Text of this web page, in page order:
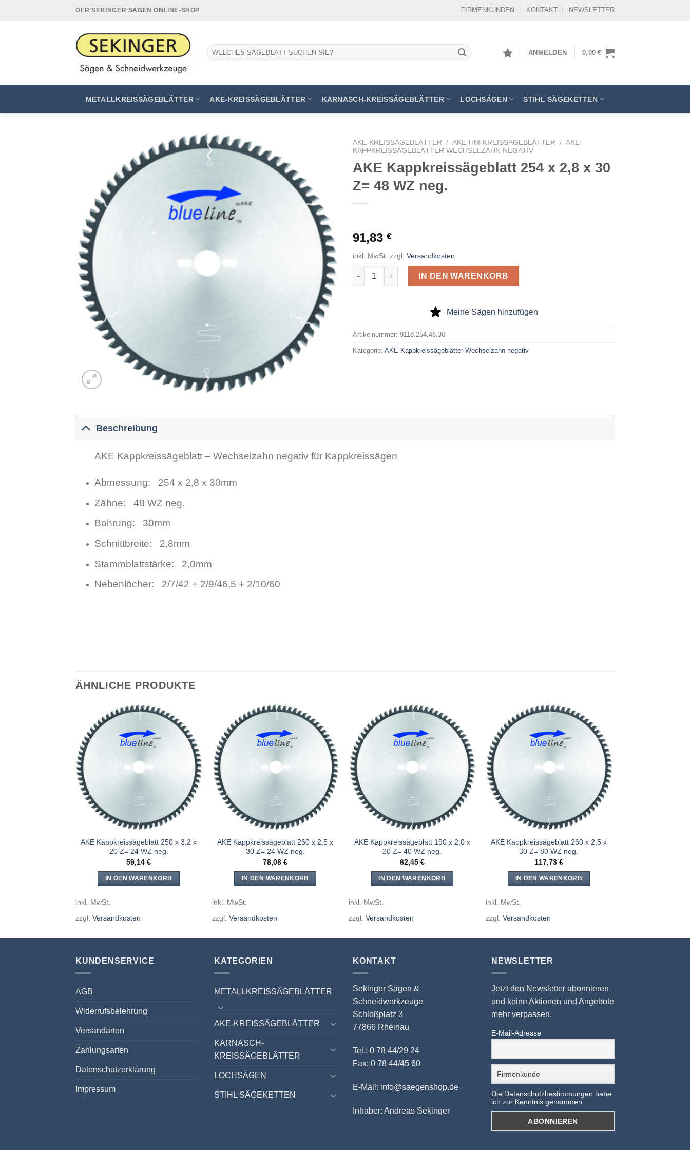
DER SEKINGER SÄGEN ONLINE-SHOP FIRMENKUNDEN KONTAKT NEWSLETTER
Suchen
nach:
ANMELDEN 0,00€
METALLKREISSÄGEBLÄTTER AKE-KREISSÄGEBLÄTTER KARNASCH-KREISSÄGEBLÄTTER LOCHSÄGEN STIHL SÄGEKETTEN
Meine
Sägen
hinzufügen
AKE-KREISSÄGEBLÄTTER / AKE-HM-KREISSÄGEBLÄTTER / AKE-
KAPPKREISSÄGEBLÄTTER WECHSELZAHN NEGATIV
AKE Kappkreissägeblatt 254 x 2,8 x 30
Z= 48 WZ neg.
91,83 €
inkl. MwSt. zzgl. Versandkosten
AKE Kappkreissägeblatt 254 x 2,8 x 30 Z= 48 WZ neg. Menge
IN DEN WARENKORB
Meine Sägen hinzufügen
Artikelnummer: 9118.254.48.30
Kategorie: AKE-Kappkreissägeblätter Wechselzahn negativ
Beschreibung
AKE Kappkreissägeblatt – Wechselzahn negativ für Kappkreissägen
Abmessung: 254 x 2,8 x 30mm
Zähne: 48 WZ neg.
Bohrung: 30mm
Schnittbreite: 2,8mm
Stammblattstärke: 2,0mm
Nebenlöcher: 2/7/42 + 2/9/46,5 + 2/10/60
ÄHNLICHE PRODUKTE
AKE Kappkreissägeblatt 250 x 3,2 x
20 Z= 24 WZ neg.
59,14€
IN DEN WARENKORB
inkl. MwSt.
zzgl. Versandkosten
AKE Kappkreissägeblatt 260 x 2,5 x
30 Z= 24 WZ neg.
78,08€
IN DEN WARENKORB
inkl. MwSt.
zzgl.Versandkosten
AKE Kappkreissägeblatt 190 x 2,0 x
20 Z= 40 WZ neg.
62,45 €
IN DEN WARENKORB
inkl. MwSt.
zzgl.Versandkosten
AKE Kappkreissägeblatt 260 x 2,5 x
30 Z= 80 WZ neg.
117,73 €
IN DEN WARENKORB
inkl. MwSt.
zzgl. Versandkosten
KUNDENSERVICE
AGB
Widerrufsbelehrung
Versandarten
Zahlungsarten
Datenschutzerklärung
Impressum
KATEGORIEN
METALLKREISSÄGEBLÄTTER
AKE-KREISSÄGEBLÄTTER
KARNASCH-
KREISSÄGEBLÄTTER
LOCHSÄGEN
STIHL SÄGEKETTEN
KONTAKT
Sekinger Sägen &
Schneidwerkzeuge
Schloßplatz 3
77866 Rheinau
Tel.: 0 78 44/29 24
Fax: 0 78 44/45 60
E-Mail: info@saegenshop.de
Inhaber: Andreas Sekinger
NEWSLETTER
Jetzt den Newsletter abonnieren
und keine Aktionen und Angebote
mehr verpassen.
E-Mail-Adresse
Die Datenschutzbestimmungen habe
ich zur Kenntnis genommen